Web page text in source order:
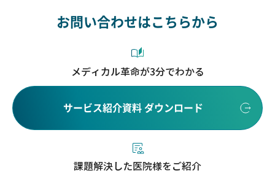
お問い合わせはこちらから
メディカル革命が3分でわかる
サービス紹介資料 ダウンロード
課題解決した医院様をご紹介